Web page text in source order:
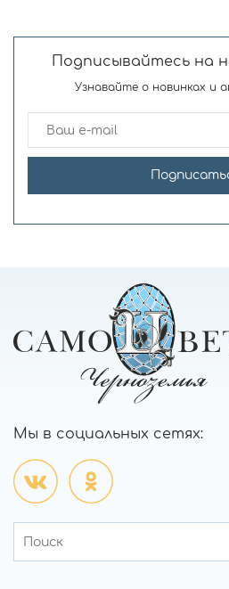
Подписывайтесь на
Узнавайте о новинках и
Мы в социальных сетях: